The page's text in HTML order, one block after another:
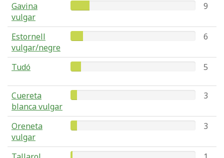
Gavina
vulgar
9
Estornell
vulgar/negre
6
Tudó 5
Cuereta
blanca vulgar
3
Oreneta
vulgar
3